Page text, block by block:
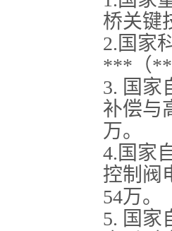
桥关键
2.国家
***（
3. 国家
补偿与
万。
4.国家
控制阀
54万。
5. 国家